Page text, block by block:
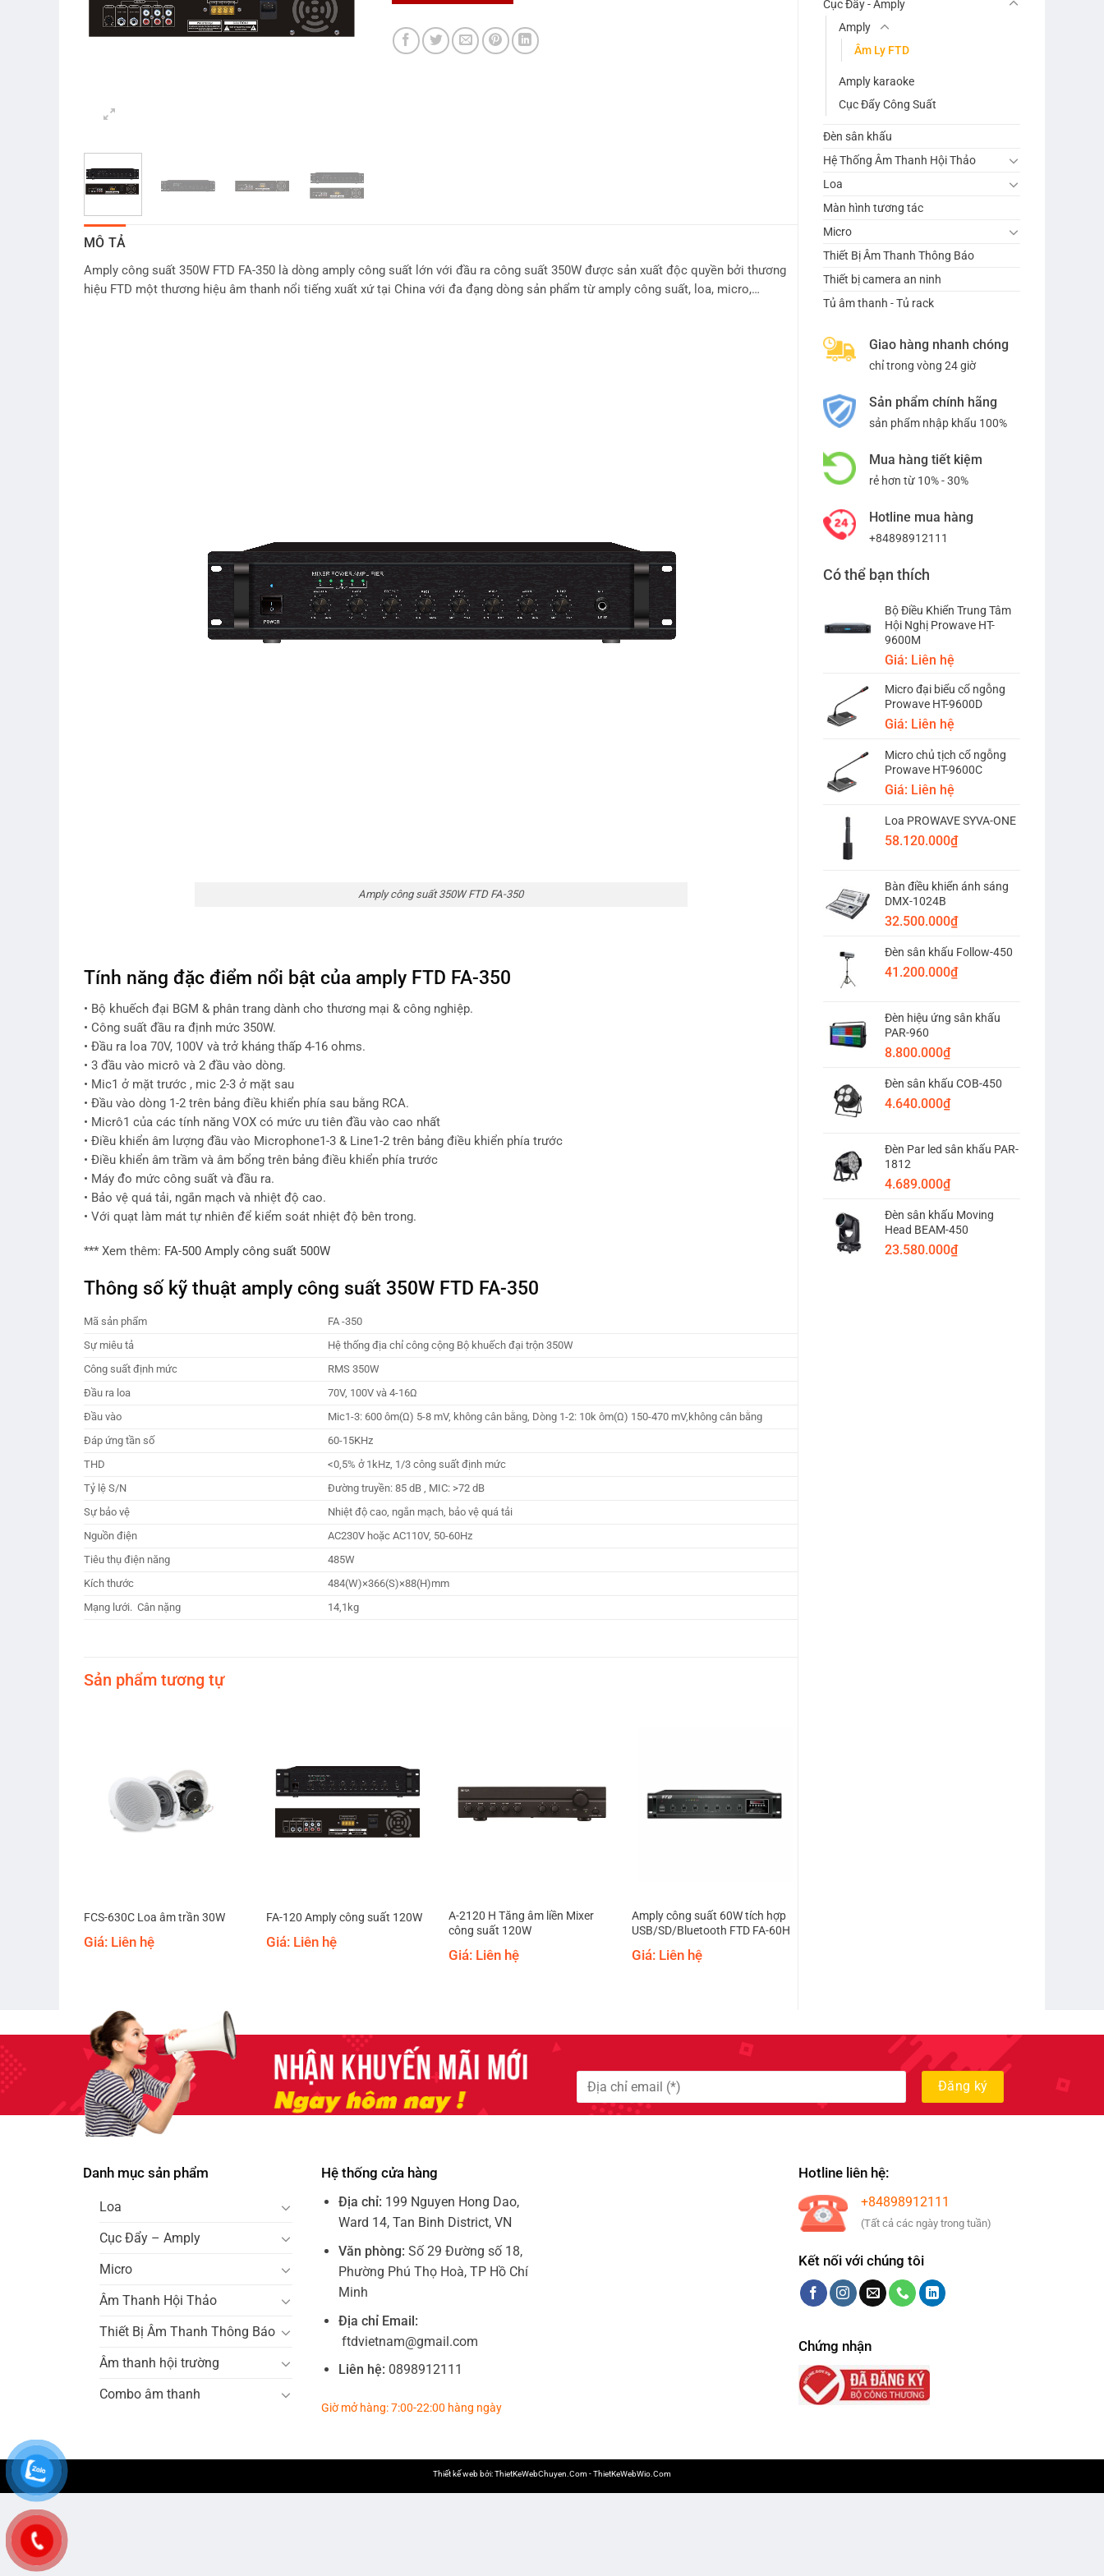
Cục Đẩy - Amply
Amply
Âm Ly FTD
Amply karaoke
Cục Đẩy Công Suất
Đèn sân khấu
Hệ Thống Âm Thanh Hội Thảo
Loa
Màn hình tương tác
Micro
Thiết Bị Âm Thanh Thông Báo
Thiết bị camera an ninh
Tủ âm thanh - Tủ rack
Giao hàng nhanh chóng
chỉ trong vòng 24 giờ
Sản phẩm chính hãng
sản phẩm nhập khẩu 100%
Mua hàng tiết kiệm
rẻ hơn từ 10% - 30%
Hotline mua hàng
+84898912111
Có thể bạn thích
Bộ Điều Khiển Trung Tâm
Hội Nghị Prowave HT-
9600M
Giá: Liên hệ
Micro đại biểu cổ ngỗng
Prowave HT-9600D
Giá: Liên hệ
Micro chủ tịch cổ ngỗng
Prowave HT-9600C
Giá: Liên hệ
Loa PROWAVE SYVA-ONE
58.120.000₫
Bàn điều khiển ánh sáng
DMX-1024B
32.500.000₫
Đèn sân khấu Follow-450
41.200.000₫
Đèn hiệu ứng sân khấu
PAR-960
8.800.000₫
Đèn sân khấu COB-450
4.640.000₫
Đèn Par led sân khấu PAR-
1812
4.689.000₫
Đèn sân khấu Moving
Head BEAM-450
23.580.000₫
MÔ TẢ
Amply công suất 350W FTD FA-350 là dòng amply công suất lớn với đầu ra công suất 350W được sản xuất độc quyền bởi thương
hiệu FTD một thương hiệu âm thanh nổi tiếng xuất xứ tại China với đa đạng dòng sản phẩm từ amply công suất, loa, micro,…
Amply công suất 350W FTD FA-350
Tính năng đặc điểm nổi bật của amply FTD FA-350
• Bộ khuếch đại BGM & phân trang dành cho thương mại & công nghiệp.
• Công suất đầu ra định mức 350W.
• Đầu ra loa 70V, 100V và trở kháng thấp 4-16 ohms.
• 3 đầu vào micrô và 2 đầu vào dòng.
• Mic1 ở mặt trước , mic 2-3 ở mặt sau
• Đầu vào dòng 1-2 trên bảng điều khiển phía sau bằng RCA.
• Micrô1 của các tính năng VOX có mức ưu tiên đầu vào cao nhất
• Điều khiển âm lượng đầu vào Microphone1-3 & Line1-2 trên bảng điều khiển phía trước
• Điều khiển âm trầm và âm bổng trên bảng điều khiển phía trước
• Máy đo mức công suất và đầu ra.
• Bảo vệ quá tải, ngắn mạch và nhiệt độ cao.
• Với quạt làm mát tự nhiên để kiểm soát nhiệt độ bên trong.
*** Xem thêm: FA-500 Amply công suất 500W
Thông số kỹ thuật amply công suất 350W FTD FA-350
Mã sản phẩm
FA -350
Sự miêu tả
Hệ thống địa chỉ công cộng Bộ khuếch đại trộn 350W
Công suất định mức
RMS 350W
Đầu ra loa
70V, 100V và 4-16Ω
Đầu vào
Mic1-3: 600 ôm(Ω) 5-8 mV, không cân bằng, Dòng 1-2: 10k ôm(Ω) 150-470 mV,không cân bằng
Đáp ứng tần số
60-15KHz
THD
<0,5% ở 1kHz, 1/3 công suất định mức
Tỷ lệ S/N
Đường truyền: 85 dB , MIC: >72 dB
Sự bảo vệ
Nhiệt độ cao, ngắn mạch, bảo vệ quá tải
Nguồn điện
AC230V hoặc AC110V, 50-60Hz
Tiêu thụ điện năng
485W
Kích thước
484(W)×366(S)×88(H)mm
Mạng lưới. Cân nặng
14,1kg
Sản phẩm tương tự
FCS-630C Loa âm trần 30W
Giá: Liên hệ
FA-120 Amply công suất 120W
Giá: Liên hệ
A-2120 H Tăng âm liền Mixer
công suất 120W
Giá: Liên hệ
Amply công suất 60W tích hợp
USB/SD/Bluetooth FTD FA-60H
Giá: Liên hệ
Danh mục sản phẩm
Loa
Cục Đẩy – Amply
Micro
Âm Thanh Hội Thảo
Thiết Bị Âm Thanh Thông Báo
Âm thanh hội trường
Combo âm thanh
Hệ thống cửa hàng
Địa chỉ: 199 Nguyen Hong Dao,
Ward 14, Tan Binh District, VN
Văn phòng: Số 29 Đường số 18,
Phường Phú Thọ Hoà, TP Hồ Chí
Minh
Địa chỉ Email:
ftdvietnam@gmail.com
Liên hệ: 0898912111
Giờ mở hàng: 7:00-22:00 hàng ngày
Hotline liên hệ:
+84898912111
(Tất cả các ngày trong tuần)
Kết nối với chúng tôi
Chứng nhận
Thiết kế web bởi:ThietKeWebChuyen.Com-ThietKeWebWio.Com